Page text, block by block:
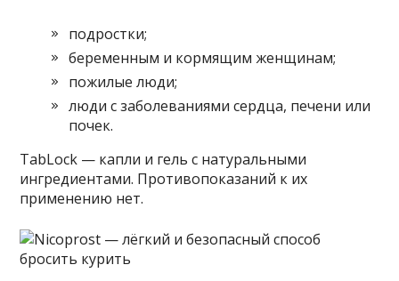
подростки;
беременным и кормящим женщинам;
пожилые люди;
люди с заболеваниями сердца, печени или
почек.
TabLock — капли и гель с натуральными
ингредиентами. Противопоказаний к их
применению нет.